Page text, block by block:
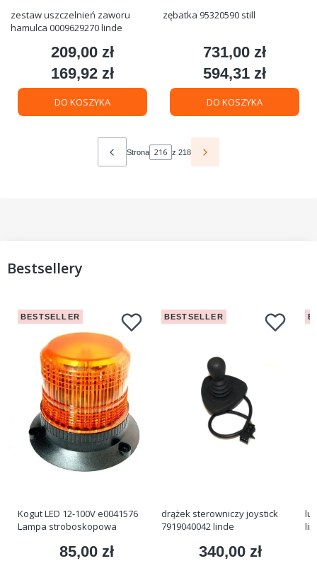
zestaw uszczelnień zaworu
hamulca 0009629270 linde
Cena
209,00 zł
Cena
169,92 zł
DO KOSZYKA
zębatka 95320590 still
Cena
731,00 zł
Cena
594,31 zł
DO KOSZYKA
Strona z 218
Bestsellery
BESTSELLER
Kogut LED 12-100V e0041576
Lampa stroboskopowa
Cena
85,00 zł
BESTSELLER
drążek sterowniczy joystick
7919040042 linde
Cena
340,00 zł